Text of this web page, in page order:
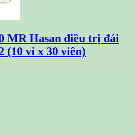
MR Hasan điều trị đái
(10 vỉ x 30 viên)